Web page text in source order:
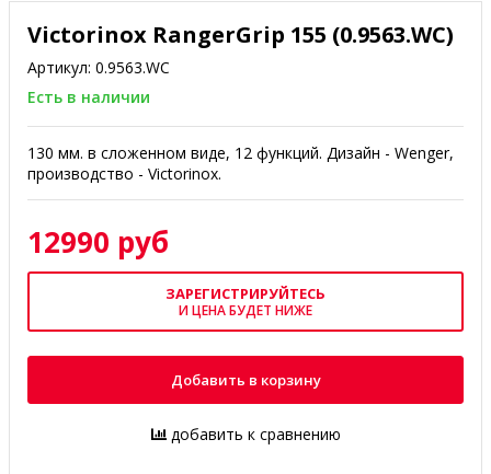
Victorinox RangerGrip 155 (0.9563.WC)
Артикул: 0.9563.WC
Есть в наличии
130 мм. в сложенном виде, 12 функций. Дизайн - Wenger,
производство - Victorinox.
12990 руб
ЗАРЕГИСТРИРУЙТЕСЬ
И ЦЕНА БУДЕТ НИЖЕ
Добавить в корзину
добавить к сравнению